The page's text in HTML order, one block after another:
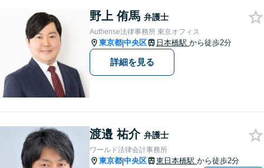
完全個室】夜間や休日のご相
談に対応可能
野上 侑馬 弁護士
Authense法律事務所 東京オフィス
東京都|中央区 日本橋駅 から徒歩2分
詳細を見る
渡邉 祐介 弁護士
ワールド法律会計事務所
東京都|中央区 東日本橋駅 から徒歩2分